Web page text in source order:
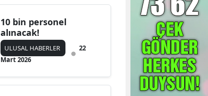
10 bin personel
alınacak!
ULUSAL HABERLER
22
Mart 2026